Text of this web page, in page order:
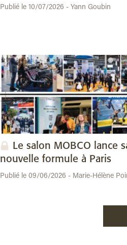
Publié le 10/07/2026 - Yann Goubin
Le salon MOBCO lance
nouvelle formule à Paris
Publié le 09/06/2026 - Marie-Hélène